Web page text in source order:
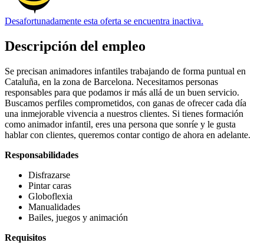
Desafortunadamente esta oferta se encuentra inactiva.
Descripción del empleo
Se precisan animadores infantiles trabajando de forma puntual en
Cataluña, en la zona de Barcelona. Necesitamos personas
responsables para que podamos ir más allá de un buen servicio.
Buscamos perfiles comprometidos, con ganas de ofrecer cada día
una inmejorable vivencia a nuestros clientes. Si tienes formación
como animador infantil, eres una persona que sonríe y le gusta
hablar con clientes, queremos contar contigo de ahora en adelante.
Responsabilidades
Disfrazarse
Pintar caras
Globoflexia
Manualidades
Bailes, juegos y animación
Requisitos